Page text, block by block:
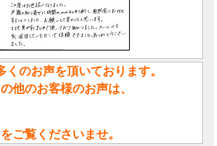
くのお声を頂いております。
他のお客様のお声は、
をご覧くださいませ。